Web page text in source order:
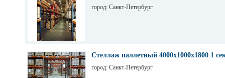
город: Санкт-Петербург
Стеллаж паллетный 4000х1000х1800 1
город: Санкт-Петербург